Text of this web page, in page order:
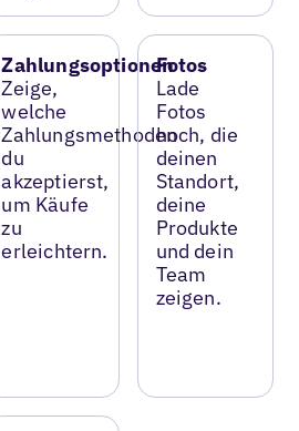
Zahlungsoptionen
Zeige,
welche
Zahlungsmethoden
du
akzeptierst,
um Käufe
zu
erleichtern.
Fotos
Lade
Fotos
hoch, die
deinen
Standort,
deine
Produkte
und dein
Team
zeigen.